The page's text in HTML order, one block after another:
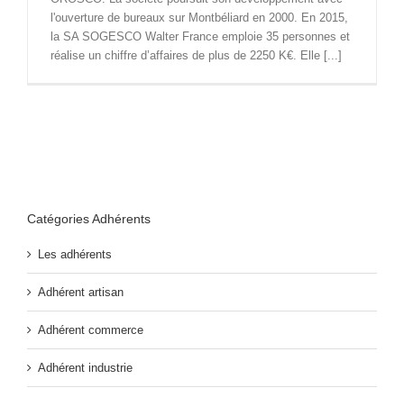
l'ouverture de bureaux sur Montbéliard en 2000. En 2015,
la SA SOGESCO Walter France emploie 35 personnes et
réalise un chiffre d’affaires de plus de 2250 K€. Elle [...]
Catégories Adhérents
Les adhérents
Adhérent artisan
Adhérent commerce
Adhérent industrie